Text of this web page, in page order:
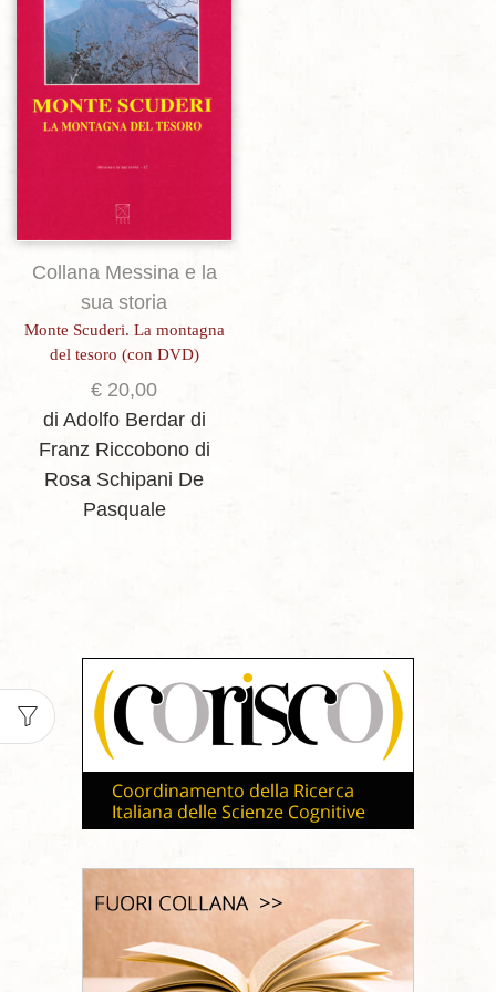
Aggiungi alla lista dei desideri
Collana Messina e la
sua storia
Monte Scuderi. La montagna
del tesoro (con DVD)
€ 20,00
di Adolfo Berdar di
Franz Riccobono di
Rosa Schipani De
Pasquale